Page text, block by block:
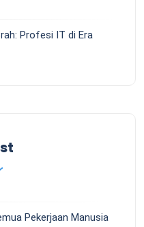
Profesi IT di Era
Pekerjaan Manusia